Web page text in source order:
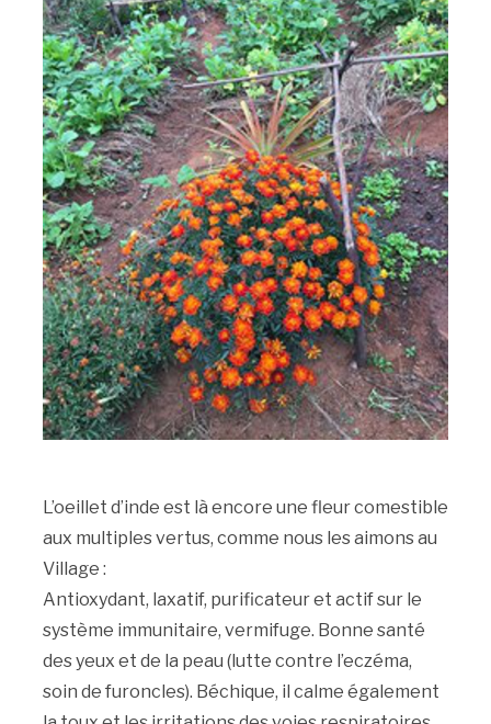
L’oeillet d’inde est là encore une fleur comestible
aux multiples vertus, comme nous les aimons au
Village :
Antioxydant, laxatif, purificateur et actif sur le
système immunitaire, vermifuge. Bonne santé
des yeux et de la peau (lutte contre l’eczéma,
soin de furoncles). Béchique, il calme également